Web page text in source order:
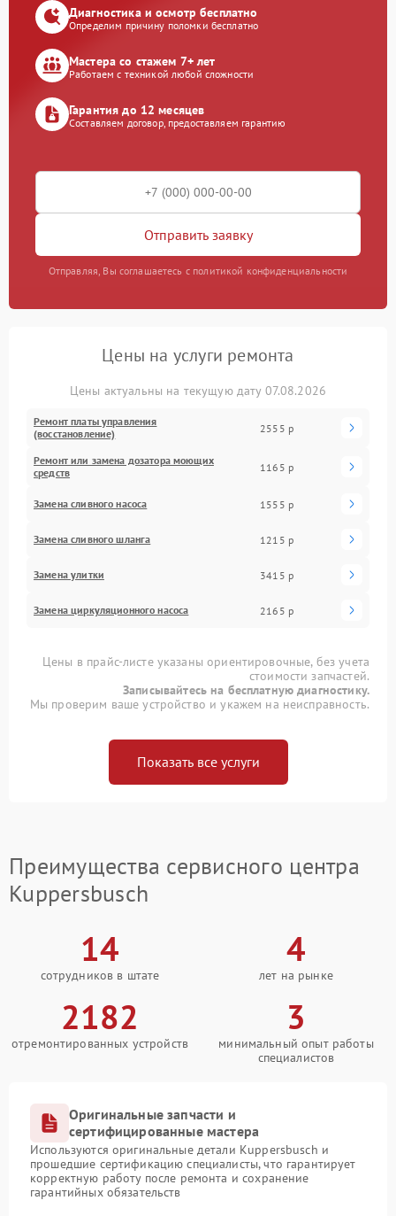
Диагностика и осмотр бесплатно
Определим причину поломки бесплатно
Мастера со стажем 7+ лет
Работаем с техникой любой сложности
Гарантия до 12 месяцев
Составляем договор, предоставляем гарантию
Отправить заявку
Отправляя, Вы соглашаетесь с политикой конфиденциальности
Цены на услуги ремонта
Цены актуальны на текущую дату 07.08.2026
Ремонт платы управления
(восстановление)
2555 р
Ремонт или замена дозатора моющих
средств
1165 р
Замена сливного насоса 1555 р
Замена сливного шланга 1215 р
Замена улитки 3415 р
Замена циркуляционного насоса 2165 р
Цены в прайс-листе указаны ориентировочные, без учета
стоимости запчастей.
Записывайтесь на бесплатную диагностику.
Мы проверим ваше устройство и укажем на неисправность.
Показать все услуги
Преимущества сервисного центра
Kuppersbusch
14
сотрудников в штате
4
лет на рынке
2182
отремонтированных устройств
3
минимальный опыт работы
специалистов
Оригинальные запчасти и
сертифицированные мастера
Используются оригинальные детали Kuppersbusch и
прошедшие сертификацию специалисты, что гарантирует
корректную работу после ремонта и сохранение
гарантийных обязательств